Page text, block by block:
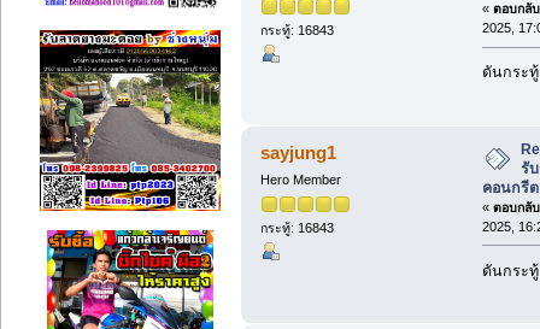
กระทู้: 16843
« ตอบกลั
2025,
ดันกระ
sayjung1
Hero Member
กระทู้: 16843
รับ
คอนกรีต
« ตอบกลั
2025,
ดันกระ